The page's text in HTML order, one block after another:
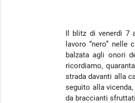
Il blitz di venerdì
lavoro “nero”
balzata agli onori
ricordiamo,
strada davanti alla
seguito alla
da braccianti